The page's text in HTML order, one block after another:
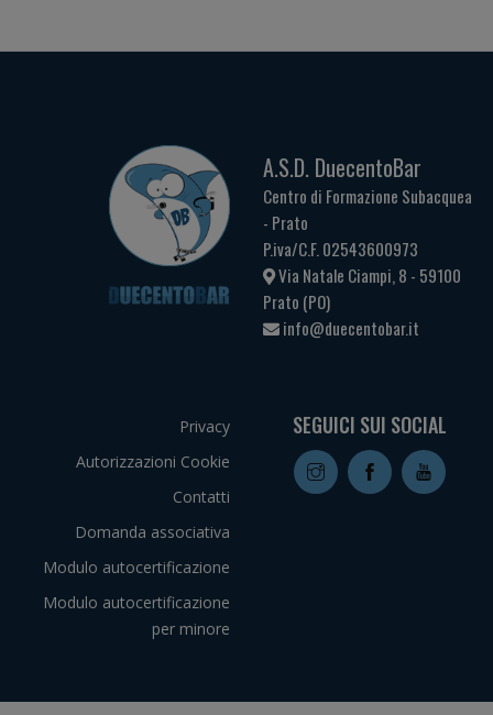
A.S.D. DuecentoBar
Centro di Formazione Subacquea
- Prato
P.iva/C.F. 02543600973
Via Natale Ciampi, 8 - 59100
Prato (PO)
info@duecentobar.it
Privacy
Autorizzazioni Cookie
Contatti
Domanda associativa
Modulo autocertificazione
Modulo autocertificazione
per minore
SEGUICI SUI SOCIAL